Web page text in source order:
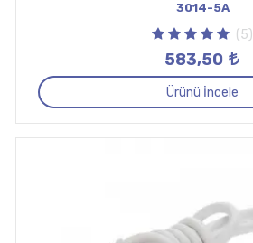
3014-5A
(5)
583,50
Ürünü İncele